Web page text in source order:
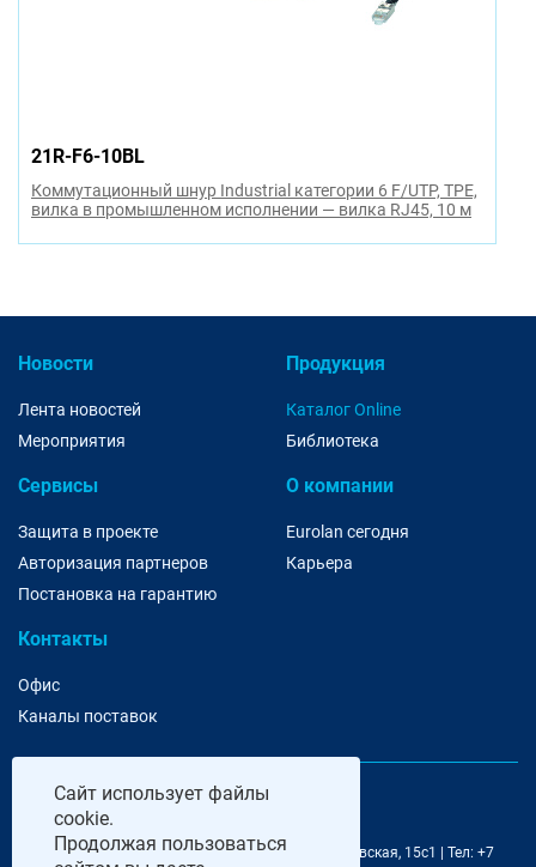
21R-F6-10BL
Коммутационный шнур Industrial категории 6 F/UTP, TPE,
вилка в промышленном исполнении — вилка RJ45, 10 м
Новости
Лента новостей
Мероприятия
Продукция
Каталог Online
Библиотека
Сервисы
Защита в проекте
Авторизация партнеров
Постановка на гарантию
О компании
Eurolan сегодня
Карьера
Контакты
Офис
Каналы поставок
@ 2006-2026 Eurolan | 115193, Москва, 7-я Кожуховская, 15с1 | Тел: +7
Сайт использует файлы
cookie.
Продолжая пользоваться